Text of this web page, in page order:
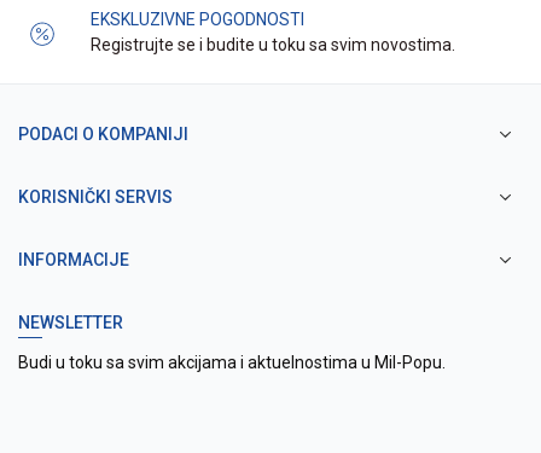
EKSKLUZIVNE POGODNOSTI
Registrujte se i budite u toku sa svim novostima.
PODACI O KOMPANIJI
KORISNIČKI SERVIS
INFORMACIJE
NEWSLETTER
Budi u toku sa svim akcijama i aktuelnostima u Mil-Popu.